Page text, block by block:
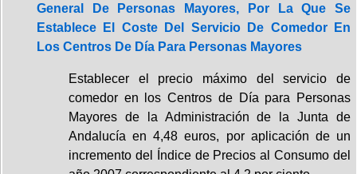
General De Personas Mayores, Por La Que Se
Establece El Coste Del Servicio De Comedor En
Los Centros De Día Para Personas Mayores
Establecer el precio máximo del servicio de
comedor en los Centros de Día para Personas
Mayores de la Administración de la Junta de
Andalucía en 4,48 euros, por aplicación de un
incremento del Índice de Precios al Consumo del